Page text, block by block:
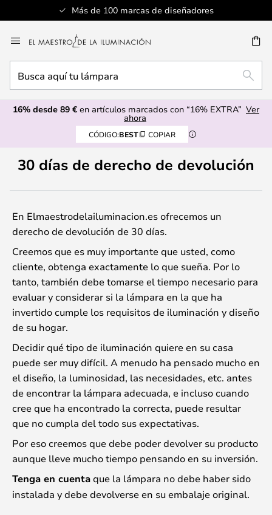
Más de 100 marcas de diseñadores
al
contenido
aquí
tu
lámpara
16% desde 89 € en artículos marcados con “16% EXTRA” Ver
ahora
CÓDIGO:BEST COPIAR
30 días de derecho de devolución
En Elmaestrodelailuminacion.es ofrecemos un
derecho de devolución de 30 días.
Creemos que es muy importante que usted, como
cliente, obtenga exactamente lo que sueña. Por lo
tanto, también debe tomarse el tiempo necesario para
evaluar y considerar si la lámpara en la que ha
invertido cumple los requisitos de iluminación y diseño
de su hogar.
Decidir qué tipo de iluminación quiere en su casa
puede ser muy difícil. A menudo ha pensado mucho en
el diseño, la luminosidad, las necesidades, etc. antes
de encontrar la lámpara adecuada, e incluso cuando
cree que ha encontrado la correcta, puede resultar
que no cumpla del todo sus expectativas.
Por eso creemos que debe poder devolver su producto
aunque lleve mucho tiempo pensando en su inversión.
Tenga en cuentaque la lámpara no debe haber sido
instalada y debe devolverse en su embalaje original.